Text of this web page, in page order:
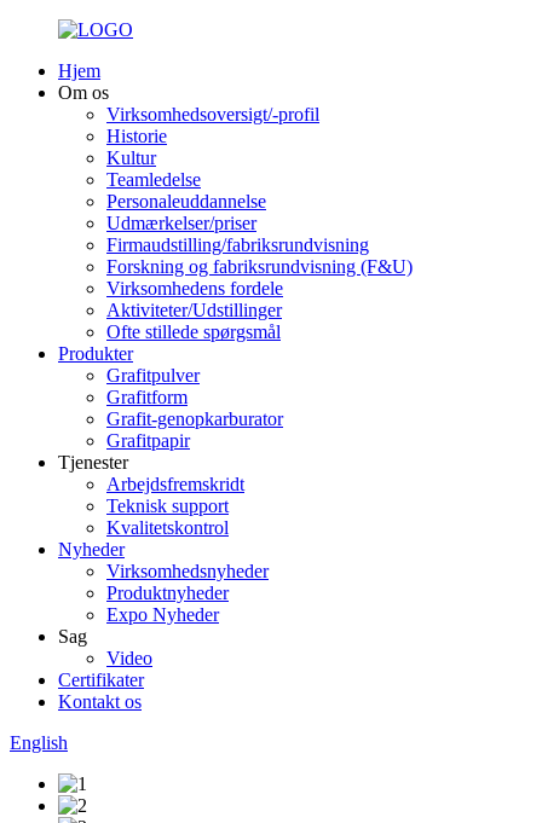
Hjem
Om os
Virksomhedsoversigt/-profil
Historie
Kultur
Teamledelse
Personaleuddannelse
Udmærkelser/priser
Firmaudstilling/fabriksrundvisning
Forskning og fabriksrundvisning (F&U)
Virksomhedens fordele
Aktiviteter/Udstillinger
Ofte stillede spørgsmål
Produkter
Grafitpulver
Grafitform
Grafit-genopkarburator
Grafitpapir
Tjenester
Arbejdsfremskridt
Teknisk support
Kvalitetskontrol
Nyheder
Virksomhedsnyheder
Produktnyheder
Expo Nyheder
Sag
Video
Certifikater
Kontakt os
English